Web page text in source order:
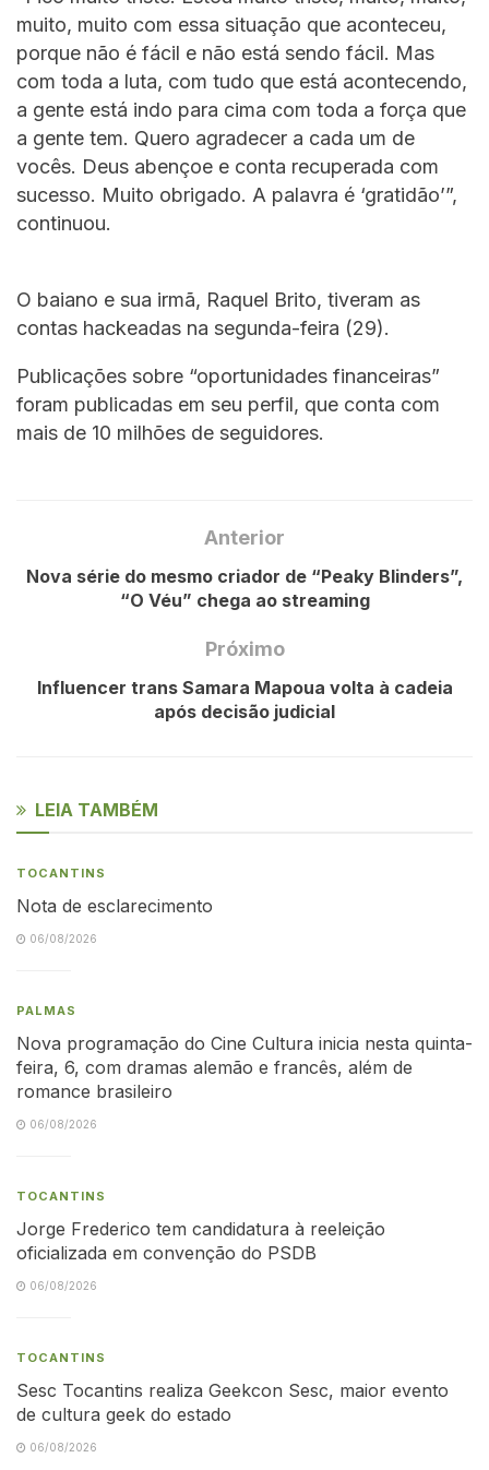
muito, muito com essa situação que aconteceu,
porque não é fácil e não está sendo fácil. Mas
com toda a luta, com tudo que está acontecendo,
a gente está indo para cima com toda a força que
a gente tem. Quero agradecer a cada um de
vocês. Deus abençoe e conta recuperada com
sucesso. Muito obrigado. A palavra é ‘gratidão’”,
continuou.
O baiano e sua irmã, Raquel Brito, tiveram as
contas hackeadas na segunda-feira (29).
Publicações sobre “oportunidades financeiras”
foram publicadas em seu perfil, que conta com
mais de 10 milhões de seguidores.
Anterior
Nova série do mesmo criador de “Peaky Blinders”,
“O Véu” chega ao streaming
Próximo
Influencer trans Samara Mapoua volta à cadeia
após decisão judicial
LEIA TAMBÉM
TOCANTINS
Nota de esclarecimento
06/08/2026
PALMAS
Nova programação do Cine Cultura inicia nesta quinta-
feira, 6, com dramas alemão e francês, além de
romance brasileiro
06/08/2026
TOCANTINS
Jorge Frederico tem candidatura à reeleição
oficializada em convenção do PSDB
06/08/2026
TOCANTINS
Sesc Tocantins realiza Geekcon Sesc, maior evento
de cultura geek do estado
06/08/2026